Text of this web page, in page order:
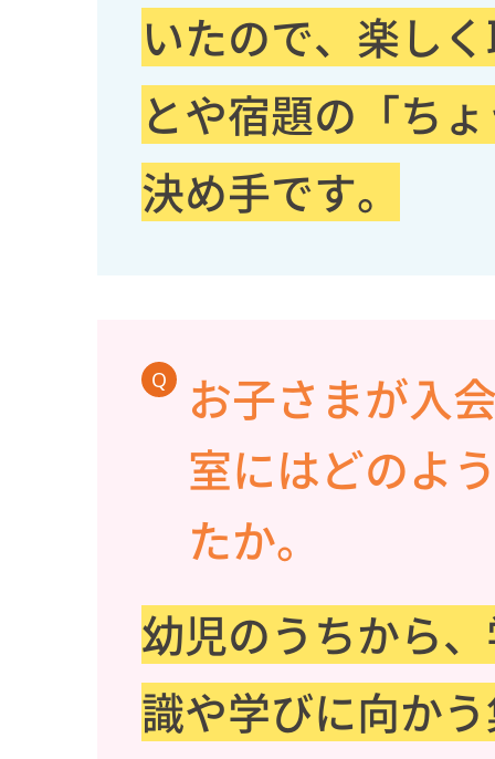
いたので、楽し
とや宿題の「ち
決め手です。
Q
お子さまが入
室にはどのよ
たか。
幼児のうちから
識や学びに向か